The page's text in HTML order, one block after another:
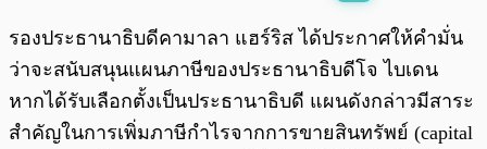
0:00/0:00
รองประธานาธิบดีคามาลา แฮร์ริส ได้ประกาศให้คำมั่น
ว่าจะสนับสนุนแผนภาษีของประธานาธิบดีโจ ไบเดน
หากได้รับเลือกตั้งเป็นประธานาธิบดี แผนดังกล่าวมีสาระ
สำคัญในการเพิ่มภาษีกำไรจากการขายสินทรัพย์ (capital